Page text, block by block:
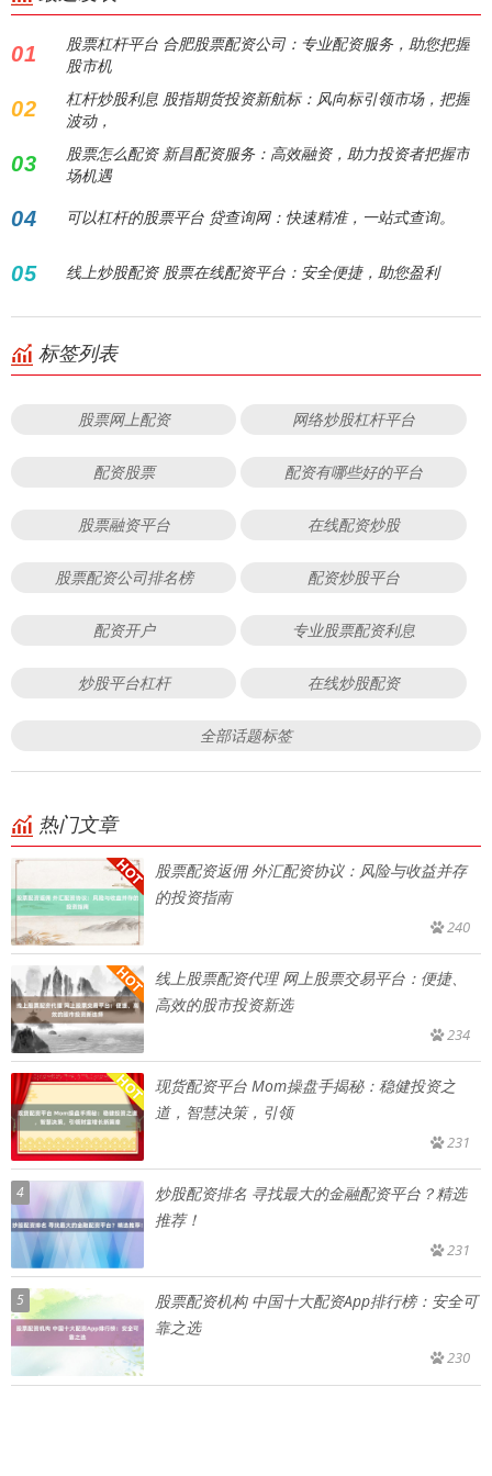
01
股票杠杆平台 合肥股票配资公司：专业配资服务，助您把握
股市机
02
杠杆炒股利息 股指期货投资新航标：风向标引领市场，把握
波动，
03
股票怎么配资 新昌配资服务：高效融资，助力投资者把握市
场机遇
04 可以杠杆的股票平台 贷查询网：快速精准，一站式查询。
05 线上炒股配资 股票在线配资平台：安全便捷，助您盈利
标签列表
股票网上配资 网络炒股杠杆平台
配资股票 配资有哪些好的平台
股票融资平台 在线配资炒股
股票配资公司排名榜 配资炒股平台
配资开户 专业股票配资利息
炒股平台杠杆 在线炒股配资
全部话题标签
热门文章
股票配资返佣 外汇配资协议：风险与收益并存
的投资指南
240
线上股票配资代理 网上股票交易平台：便捷、
高效的股市投资新选
234
现货配资平台 Mom操盘手揭秘：稳健投资之
道，智慧决策，引领
231
4
炒股配资排名 寻找最大的金融配资平台？精选
推荐！
231
5
股票配资机构 中国十大配资App排行榜：安全可
靠之选
230